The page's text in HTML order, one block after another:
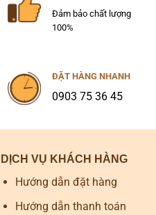
Đảm bảo chất lượng
100%
ĐẶT HÀNG NHANH
0903 75 36 45
DỊCH VỤ KHÁCH HÀNG
Hướng dẫn đặt hàng
Hướng dẫn thanh toán